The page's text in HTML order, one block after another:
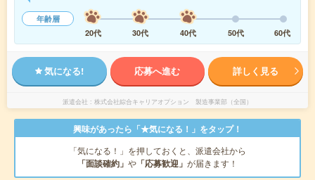
年齢層
20代
30代 40代 50代 60代
気になる! 応募へ進む 詳しく見る
派遣会社 株式会社綜合キャリアオプション 製造事業部（全国）
興味があったら「★気になる！」をタップ！
「気になる！」を押しておくと、派遣会社から
「面談確約」 や 「応募歓迎」 が届きます！